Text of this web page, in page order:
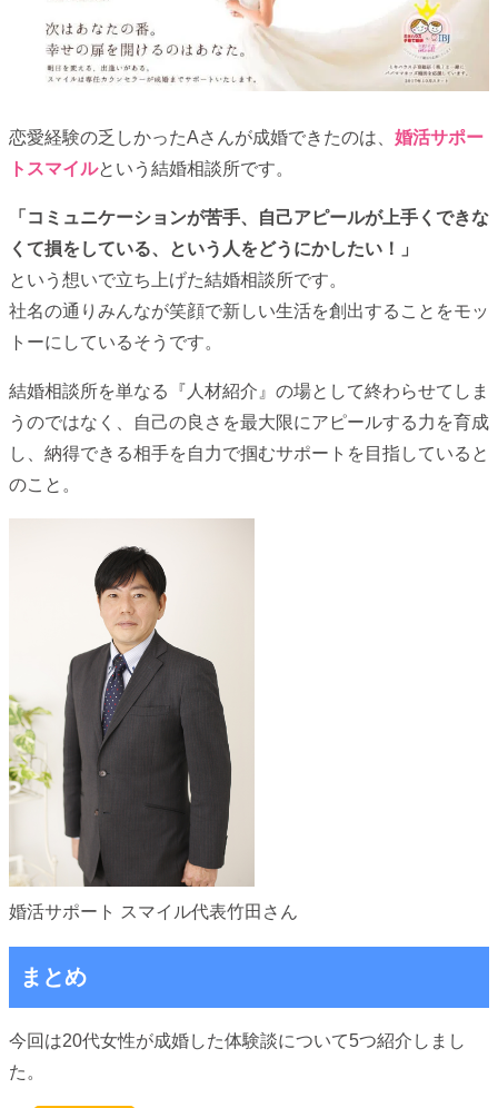
恋愛経験の乏しかったAさんが成婚できたのは、 婚活サポー
トスマイルという結婚相談所です。
「コミュニケーションが苦手、自己アピールが上手くできな
くて損をしている、という人をどうにかしたい！」
という想いで立ち上げた結婚相談所です。
社名の通りみんなが笑顔で新しい生活を創出することをモッ
トーにしているそうです。
結婚相談所を単なる『人材紹介』の場として終わらせてしま
うのではなく、自己の良さを最大限にアピールする力を育成
し、納得できる相手を自力で掴むサポートを目指していると
のこと。
婚活サポート スマイル代表竹田さん
まとめ
今回は20代女性が成婚した体験談について5つ紹介しまし
た。